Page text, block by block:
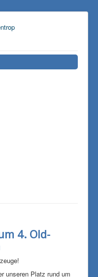
4. Old-
unseren Platz rund um